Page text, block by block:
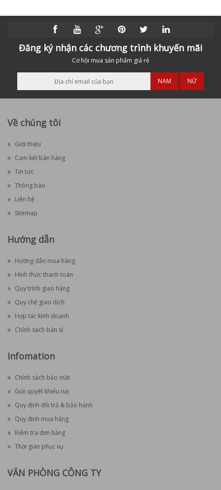
Đăng ký nhận các chương trình khuyến mãi
Cơ hội mua sản phẩm giá rẻ
NAM NỮ
Về chúng tôi
Giới thiệu
Cam kết bán hàng
Tin tức
Thông báo
Liên hệ
Sitemap
Hướng dẫn
Hướng dẫn mua hàng
Hình thức thanh toán
Quy trình giao hàng
Quy chế giao dịch
Hợp tác kinh doanh
Chính sách bán sỉ
Infomation
Chính sách bảo mật
Giải quyết khiếu nại
Quy định đổi trả & bảo hành
Quy định mua hàng
Kiểm tra đơn hàng
Thời gian phục vụ
VĂN PHÒNG CÔNG TY